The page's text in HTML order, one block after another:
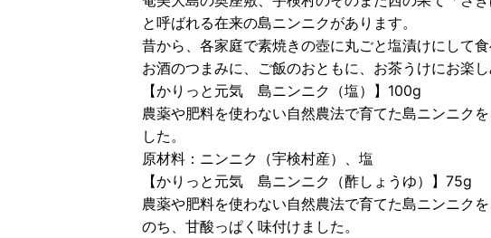
と呼ばれる在来の島ニンニクがあります。
昔から、各家庭で素焼きの壺に丸ごと塩漬けにして食
お酒のつまみに、ご飯のおともに、お茶うけにお楽し
【かりっと元気 島ニンニク（塩）】100g
農薬や肥料を使わない自然農法で育てた島ニンニク
した。
原材料：ニンニク（宇検村産）、塩
【かりっと元気 島ニンニク（酢しょうゆ）】75g
農薬や肥料を使わない自然農法で育てた島ニンニク
のち、甘酸っぱく味付けました。